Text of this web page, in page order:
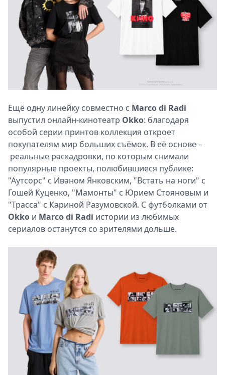
Ещё одну линейку совместно с Marco di Radi
выпустил онлайн-кинотеатр Okko: благодаря
особой серии принтов коллекция откроет
покупателям мир больших съёмок. В её основе –
реальные раскадровки, по которым снимали
популярные проекты, полюбившиеся публике:
"Аутсорс" с Иваном Янковским, "Встать на ноги" с
Гошей Куценко, "Мамонты" с Юрием Стояновым и
"Трасса" с Кариной Разумовской. С футболками от
Okko и Marco di Radi истории из любимых
сериалов останутся со зрителями дольше.